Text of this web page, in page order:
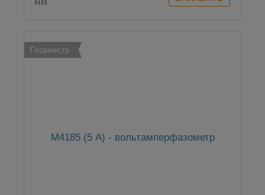
Госреестр
М4185 (5 А) - вольтамперфазометр